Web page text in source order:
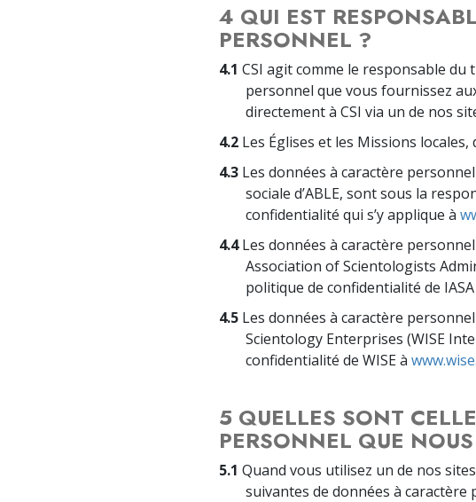
4 QUI EST
PERSONNEL ?
4.1 CSI agit comme le responsable
personnel que vous fournissez
directement à CSI via un de nos
4.2 Les Églises et les Missions
4.3 Les données à caractère
sociale d’ABLE, sont sous la
confidentialité qui s’y applique à
4.4Les données à caractère
Association of Scientologists
politique de confidentialité de IASA
4.5 Les données à caractère
Scientology Enterprises (WISE
confidentialité de WISE à
5 QUELLES SONT
PERSONNEL QUE
5.1 Quand vous utilisez un de nos
suivantes de données à caractère